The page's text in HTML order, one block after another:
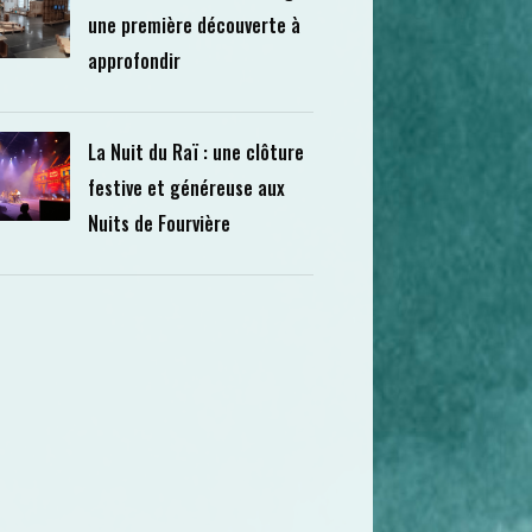
une première découverte à
approfondir
La Nuit du Raï : une clôture
festive et généreuse aux
Nuits de Fourvière